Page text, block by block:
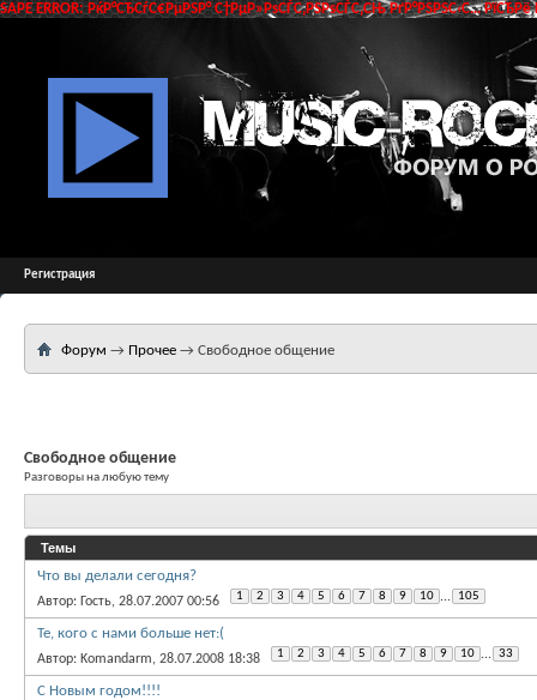
SAPE ERROR: РќР°СЂСѓС€РµРЅР° С†РµР»РѕСЃС‚РЅРѕСЃС‚СЊ РґР°РЅРЅС‹С…
Регистрация
Форум → Прочее → Свободное общение
Свободное общение
Разговоры на любую тему
Темы
Что вы делали сегодня?
Автор: Гость, 28.07.2007 00:56 1 2 3 4 5 6 7 8 9 10 ... 105
Те, кого с нами больше нет:(
Автор: Komandarm, 28.07.2008 18:38 1 2 3 4 5 6 7 8 9 10 ... 33
С Новым годом!!!!